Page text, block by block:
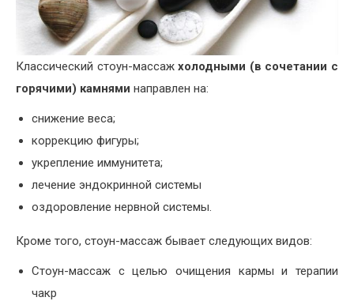
Классический стоун-массажхолодными (в сочетании с
горячими) камнями направлен на:
снижение веса;
коррекцию фигуры;
укрепление иммунитета;
лечение эндокринной системы
оздоровление нервной системы.
Кроме того, стоун-массаж бывает следующих видов:
Стоун-массаж с целью очищения кармы и терапии
чакр